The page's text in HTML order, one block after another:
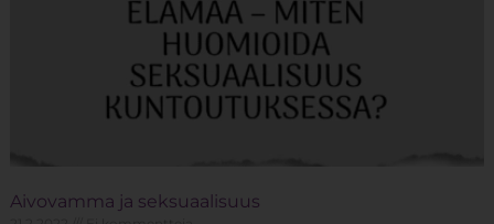
Aivovamma ja seksuaalisuus